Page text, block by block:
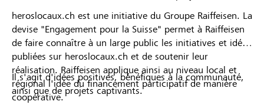
heroslocaux.ch est une initiative du Groupe Raiffeisen. La
devise "Engagement pour la Suisse" permet à Raiffeisen
de faire connaître à un large public les initiatives et idées
publiées sur heroslocaux.ch et de soutenir leur
réalisation. Raiffeisen applique ainsi au niveau local et
régional l'idée du financement participatif de manière
coopérative.
Il s'agit d'idées positives, bénéfiques à la communauté,
ainsi que de projets captivants.